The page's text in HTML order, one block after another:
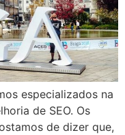
especializados na
de SEO. Os
de dizer que,